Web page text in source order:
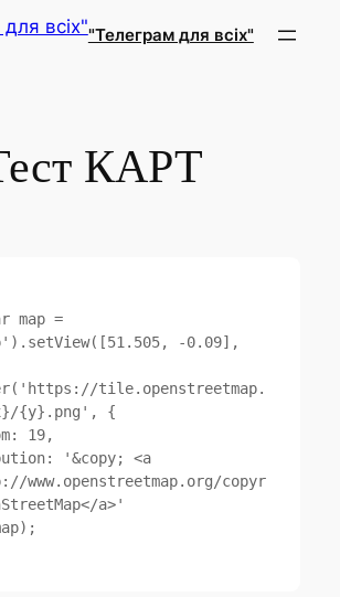
"Телеграм для всіх"
КАРТ
-0.09],
tile.openstreetmap.
{y}.png', {
www.openstreetmap.org/copyr
a>'